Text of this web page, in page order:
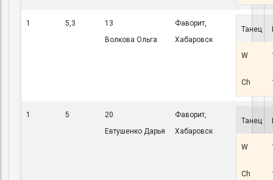
1 5,3
13
Волкова Ольга
Фаворит,
Хабаровск
Танец
W
Ch
1 5
20
Евтушенко Дарья
Фаворит,
Хабаровск
Танец
W
Ch